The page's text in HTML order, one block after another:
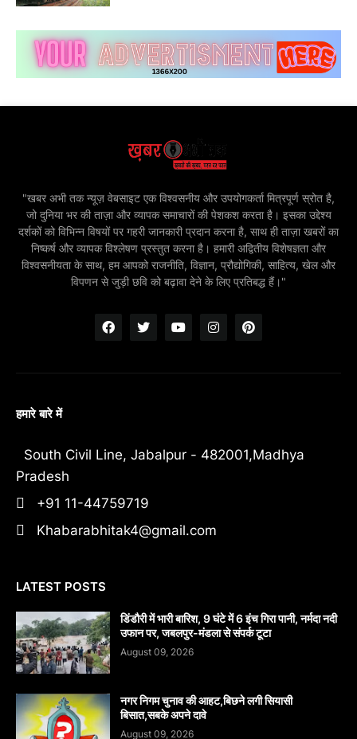
"खबर अभी तक न्यूज़ वेबसाइट एक विश्वसनीय और उपयोगकर्ता मित्रपूर्ण स्रोत है,
जो दुनिया भर की ताज़ा और व्यापक समाचारों की पेशकश करता है। इसका उद्देश्य
दर्शकों को विभिन्न विषयों पर गहरी जानकारी प्रदान करना है, साथ ही ताज़ा खबरों का
निष्कर्ष और व्यापक विश्लेषण प्रस्तुत करना है। हमारी अद्वितीय विशेषज्ञता और
विश्वसनीयता के साथ, हम आपको राजनीति, विज्ञान, प्रौद्योगिकी, साहित्य, खेल और
विपणन से जुड़ी छवि को बढ़ावा देने के लिए प्रतिबद्ध हैं।"
हमारे बारे में
South Civil Line, Jabalpur - 482001,Madhya
Pradesh
+91 11-44759719
Khabarabhitak4@gmail.com
LATEST POSTS
डिंडौरी में भारी बारिश, 9 घंटे में 6 इंच गिरा पानी, नर्मदा नदी
उफान पर, जबलपुर-मंडला से संपर्क टूटा
August 09, 2026
नगर निगम चुनाव की आहट,बिछने लगी सियासी
बिसात,सबके अपने दावे
August 09, 2026